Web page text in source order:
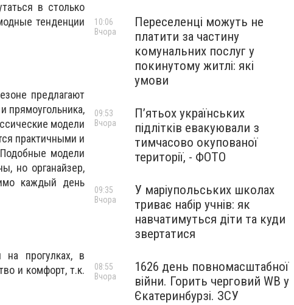
в столько
тенденции
предлагают
прямоугольника,
модели
практичными и
модели
но органайзер,
каждый день
прогулках, в
и комфорт, т.к.
Переселенці можуть не
платити за частину
комунальних послуг у
покинутому житлі: які
умови
10:06
Вчора
П’ятьох українських
підлітків евакуювали з
тимчасово окупованої
території, - ФОТО
09:53
Вчора
У маріупольських школах
триває набір учнів: як
навчатимуться діти та куди
звертатися
09:35
Вчора
1626 день повномасштабної
війни. Горить черговий WB у
Єкатеринбурзі. ЗСУ
08:55
Вчора